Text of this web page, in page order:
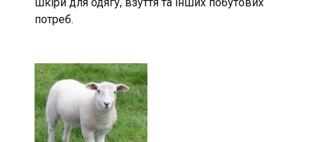
потреб.